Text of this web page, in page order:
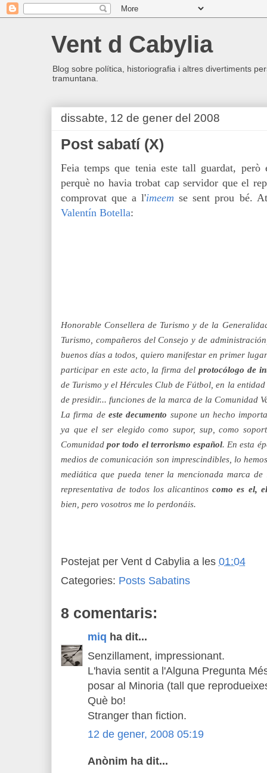
Vent d Cabylia
Blog sobre política, historiografia i altres divertiments
tramuntana.
dissabte, 12 de gener del 2008
Post sabatí (X)
Feia temps que tenia este tall guardat, però
perquè no havia trobat cap servidor que el
comprovat que a l'imeem se sent prou bé.
Valentín Botella:
Honorable Consellera de Turismo y de la
Turismo, compañeros del Consejo y de
buenos días a todos, quiero manifestar en primer
participar en este acto, la firma del protocólogo de
de Turismo y el Hércules Club de Fútbol, en la
de presidir... funciones de la marca de la Comunidad
La firma de este decumento supone un hecho
ya que el ser elegido como supor, sup, como
Comunidadpor todo el terrorismo español. En esta
medios de comunicación son imprescindibles, lo
mediática que pueda tener la mencionada marca
representativa de todos los alicantinoscomo es el,
bien, pero vosotros me lo perdonáis.
Postejat per Vent d Cabylia a les 01:04
Categories: Posts Sabatins
8 comentaris:
miq ha dit...
Senzillament, impressionant.
L'havia sentit a l'Alguna Pregunta
posar al Minoria (tall que
Què bo!
Stranger than fiction.
12 de gener, 2008 05:19
Anònim ha dit...